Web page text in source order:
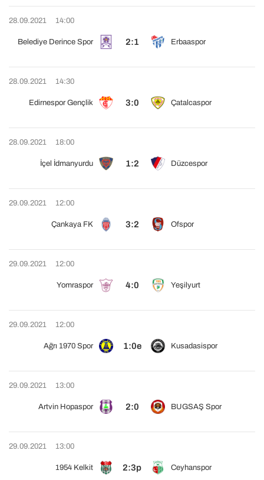
28.09.2021 14:00
Belediye Derince Spor 2:1 Erbaaspor
28.09.2021 14:30
Edirnespor Gençlik 3:0 Çatalcaspor
28.09.2021 18:00
İçel İdmanyurdu 1:2 Düzcespor
29.09.2021 12:00
Çankaya FK 3:2 Ofspor
29.09.2021 12:00
Yomraspor 4:0 Yeşilyurt
29.09.2021 12:00
Ağrı 1970 Spor 1:0e Kusadasispor
29.09.2021 13:00
Artvin Hopaspor 2:0 BUGSAŞ Spor
29.09.2021 13:00
1954 Kelkit 2:3p Ceyhanspor